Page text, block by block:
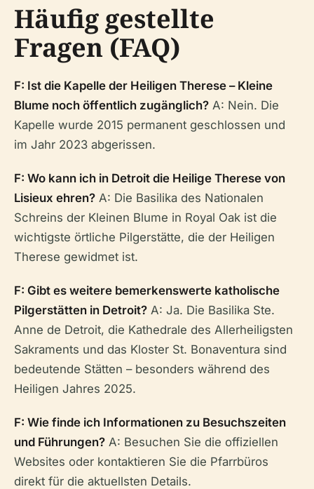
Häufig gestellte
Fragen (FAQ)
F: Ist die Kapelle der Heiligen Therese – Kleine
Blume noch öffentlich zugänglich? A: Nein. Die
Kapelle wurde 2015 permanent geschlossen und
im Jahr 2023 abgerissen.
F: Wo kann ich in Detroit die Heilige Therese von
Lisieux ehren? A: Die Basilika des Nationalen
Schreins der Kleinen Blume in Royal Oak ist die
wichtigste örtliche Pilgerstätte, die der Heiligen
Therese gewidmet ist.
F: Gibt es weitere bemerkenswerte katholische
Pilgerstätten in Detroit? A: Ja. Die Basilika Ste.
Anne de Detroit, die Kathedrale des Allerheiligsten
Sakraments und das Kloster St. Bonaventura sind
bedeutende Stätten – besonders während des
Heiligen Jahres 2025.
F: Wie finde ich Informationen zu Besuchszeiten
und Führungen? A: Besuchen Sie die offiziellen
Websites oder kontaktieren Sie die Pfarrbüros
direkt für die aktuellsten Details.